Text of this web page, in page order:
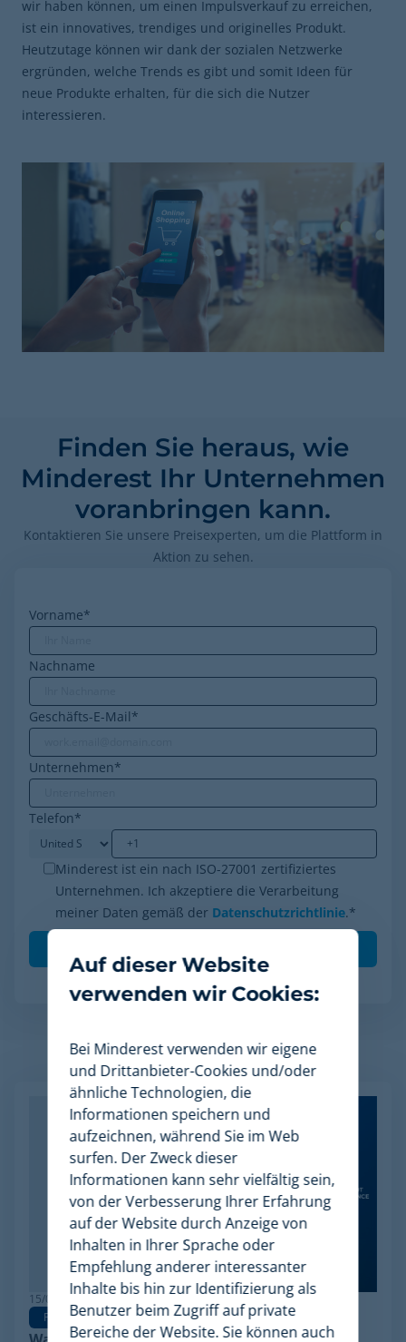
wir haben können, um einen Impulsverkauf zu erreichen,
ist ein innovatives, trendiges und originelles Produkt.
Heutzutage können wir dank der sozialen Netzwerke
ergründen, welche Trends es gibt und somit Ideen für
neue Produkte erhalten, für die sich die Nutzer
interessieren.
Finden Sie heraus, wie
Minderest Ihr Unternehmen
voranbringen kann.
Kontaktieren Sie unsere Preisexperten, um die Plattform in
Aktion zu sehen.
Vorname*
Nachname
Geschäfts-E-Mail*
Unternehmen*
Telefon*
Minderest ist ein nach ISO-27001 zertifiziertes
Unternehmen. Ich akzeptiere die Verarbeitung
meiner Daten gemäß der Datenschutzrichtlinie.*
Verwandte Artikel
15/06/2026
Pricing Software
Auf dieser Website
verwenden wir Cookies:
Bei Minderest verwenden wir eigene
und Drittanbieter-Cookies und/oder
ähnliche Technologien, die
Informationen speichern und
aufzeichnen, während Sie im Web
surfen. Der Zweck dieser
Informationen kann sehr vielfältig sein,
von der Verbesserung Ihrer Erfahrung
auf der Website durch Anzeige von
Inhalten in Ihrer Sprache oder
Empfehlung anderer interessanter
Inhalte bis hin zur Identifizierung als
Benutzer beim Zugriff auf private
Bereiche der Website. Sie können auch